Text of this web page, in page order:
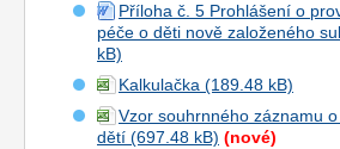
Příloha č. 5 Prohlášení o
péče o děti nově založeného
Kalkulačka
Vzor souhrnného záznamu
dětí
(nové)